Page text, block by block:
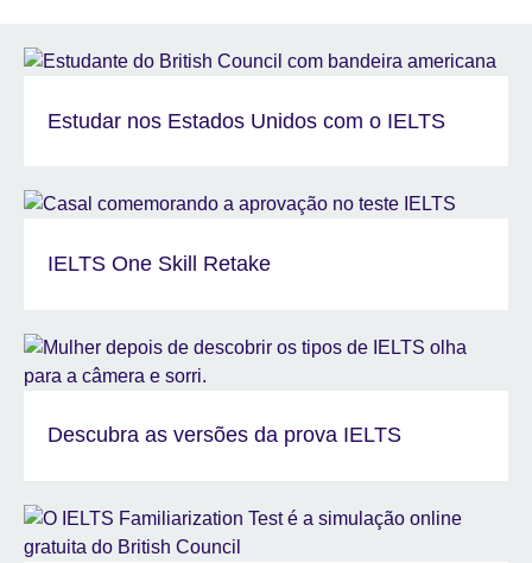
Estudar nos Estados Unidos com o IELTS
IELTS One Skill Retake
Descubra as versões da prova IELTS